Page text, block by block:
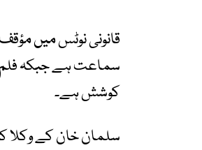
قانونی نوٹس میں
سماعت ہے جبکہ فلم
کوشش ہے۔
سلمان خان کے وکلا